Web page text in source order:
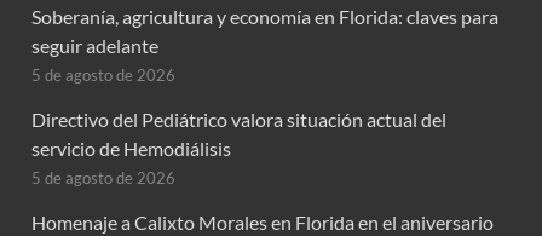
Soberanía, agricultura y economía en Florida: claves para
seguir adelante
5 de agosto de 2026
Directivo del Pediátrico valora situación actual del
servicio de Hemodiálisis
5 de agosto de 2026
Homenaje a Calixto Morales en Florida en el aniversario